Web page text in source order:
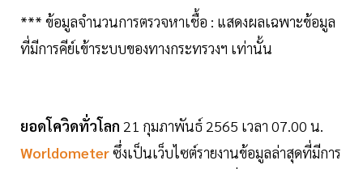
*** ข้อมูลจำนวนการตรวจหาเชื้อ : แสดงผลเฉพาะข้อมูล
ที่มีการคีย์เข้าระบบของทางกระทรวงฯ เท่านั้น
ยอดโควิดทั่วโลก 21 กุมภาพันธ์ 2565 เวลา 07.00 น.
Worldometerซึ่งเป็นเว็บไซต์รายงานข้อมูลล่าสุดที่มีการ